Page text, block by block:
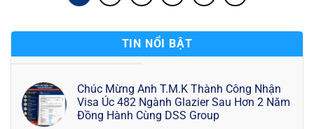
TIN NỔI BẬT
Chúc Mừng Anh T.M.K Thành Công Nhận
Visa Úc 482 Ngành Glazier Sau Hơn 2 Năm
Đồng Hành Cùng DSS Group